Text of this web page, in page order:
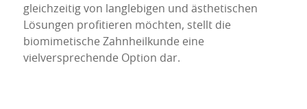
gleichzeitig von langlebigen und ästhetischen
Lösungen profitieren möchten, stellt die
biomimetische Zahnheilkunde eine
vielversprechende Option dar.